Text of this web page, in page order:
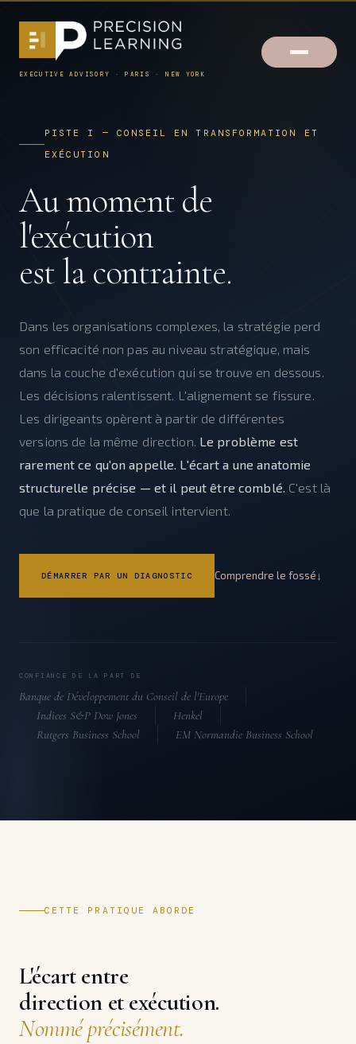
EXECUTIVE ADVISORY · PARIS · NEW YORK
PISTE I — CONSEIL EN TRANSFORMATION ET
EXÉCUTION
Au moment de
l'exécution
est la contrainte.
Dans les organisations complexes, la stratégie perd
son efficacité non pas au niveau stratégique, mais
dans la couche d'exécution qui se trouve en dessous.
Les décisions ralentissent. L'alignement se fissure.
Les dirigeants opèrent à partir de différentes
versions de la même direction. Le problème est
rarement ce qu'on appelle. L'écart a une anatomie
structurelle précise — et il peut être comblé. C'est là
que la pratique de conseil intervient.
DÉMARRER PAR UN DIAGNOSTIC Comprendre le fossé
CONFIANCE DE LA PART DE
Banque de Développement du Conseil de l'Europe
Indices S&P Dow Jones
Henkel
Rutgers Business School
EM Normandie Business School
CETTE PRATIQUE ABORDE
L'écart entre
direction et exécution.
Nommé précisément.